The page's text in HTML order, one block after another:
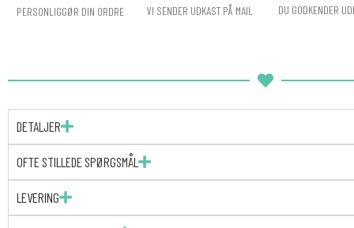
PERSONLIGGØR DIN ORDRE VI SENDER UDKAST PÅ MAIL DU GODKENDER
DETALJER
OFTE STILLEDE SPØRGSMÅL
LEVERING